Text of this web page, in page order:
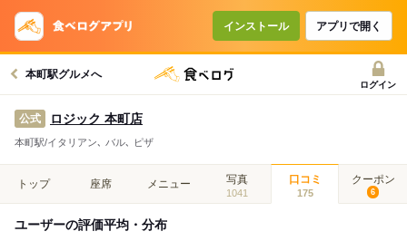
インストール アプリで開く
本町駅グルメへ
ログイン
公式 ロジック 本町店
本町駅/イタリアン､ バル､ ピザ
トップ 座席 メニュー 写真
1041
口コミ
175
クーポン
6
ユーザーの評価平均・分布